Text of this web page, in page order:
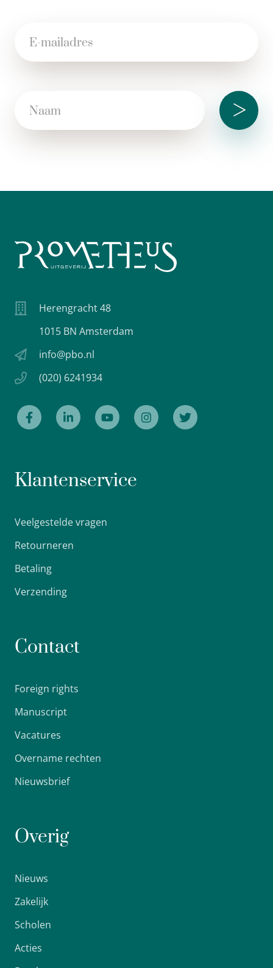
>
Herengracht 48
1015 BN Amsterdam
info@pbo.nl
(020) 6241934
Klantenservice
Veelgestelde vragen
Retourneren
Betaling
Verzending
Contact
Foreign rights
Manuscript
Vacatures
Overname rechten
Nieuwsbrief
Overig
Nieuws
Zakelijk
Scholen
Acties